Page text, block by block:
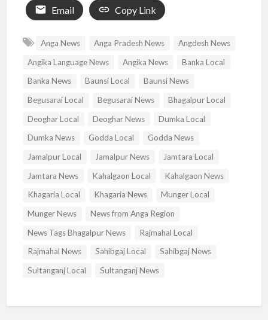
Email Copy Link
Anga News Anga Pradesh News
Angdesh News
Angika Language News
Angika News
Banka Local
Banka News
Baunsi Local
Baunsi News
Begusarai Local
Begusarai News
Bhagalpur Local
Deoghar Local
Deoghar News
Dumka Local
Dumka News
Godda Local
Godda News
Jamalpur Local
Jamalpur News
Jamtara Local
Jamtara News
Kahalgaon Local
Kahalgaon News
Khagaria Local
Khagaria News
Munger Local
Munger News
News from Anga Region
News Tags Bhagalpur News
Rajmahal Local
Rajmahal News
Sahibgaj Local
Sahibgaj News
Sultanganj Local
Sultanganj News